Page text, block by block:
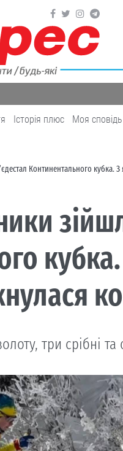
Історія плюс Моя сповідь
Континентального кубка.
три срібні